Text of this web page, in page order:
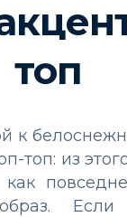
топ
к
топ: из